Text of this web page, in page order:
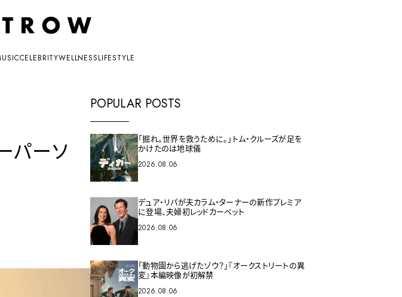
CELEBRITYWELLNESSLIFESTYLE
パーソ
POPULAR POSTS
「掘れ。世界を救うために。」トム・クルーズが足を
かけたのは地球儀
2026.08.06
デュア・リパが夫カラム・ターナーの新作プレミア
に登場、夫婦初レッドカーペット
2026.08.06
「動物園から逃げたゾウ？」『オークストリートの異
変』本編映像が初解禁
2026.08.06